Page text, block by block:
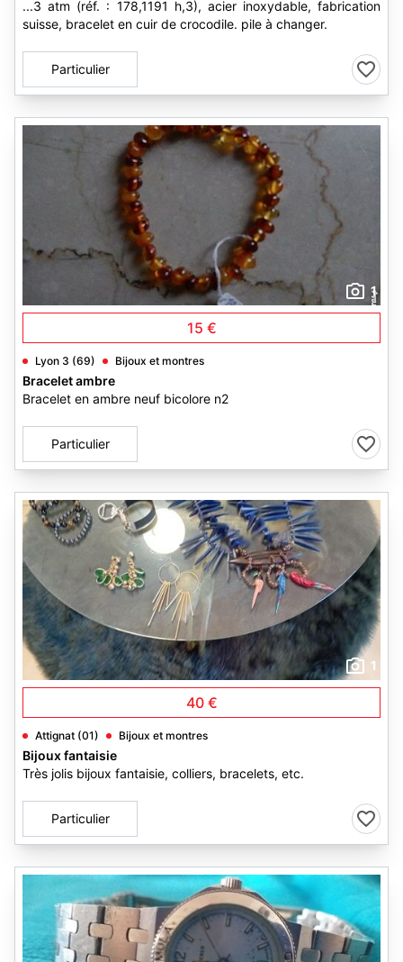
...3 atm (réf. : 178,1191 h,3), acier inoxydable, fabrication
suisse, bracelet en cuir de crocodile. pile à changer.
Particulier
1
15 €
Lyon 3 (69) Bijoux et montres
Bracelet ambre
Bracelet en ambre neuf bicolore n2
Particulier
1
40 €
Attignat (01) Bijoux et montres
Bijoux fantaisie
Très jolis bijoux fantaisie, colliers, bracelets, etc.
Particulier